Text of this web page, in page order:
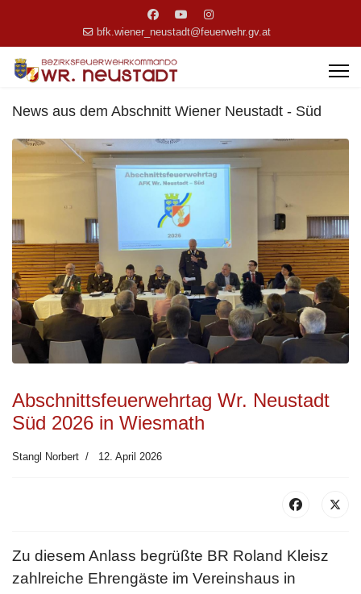
bfk.wiener_neustadt@feuerwehr.gv.at
News aus dem Abschnitt Wiener Neustadt - Süd
Abschnittsfeuerwehrtag Wr. Neustadt
Süd 2026 in Wiesmath
Stangl Norbert 12. April 2026
Zu diesem Anlass begrüßte BR Roland Kleisz
zahlreiche Ehrengäste im Vereinshaus in